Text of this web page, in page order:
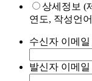
상세정보 (
연도, 작성언
수신자 이메일
발신자 이메일